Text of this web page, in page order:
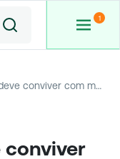
Mercado Livre deve conviver com margens pressionadas até 2029
conviver